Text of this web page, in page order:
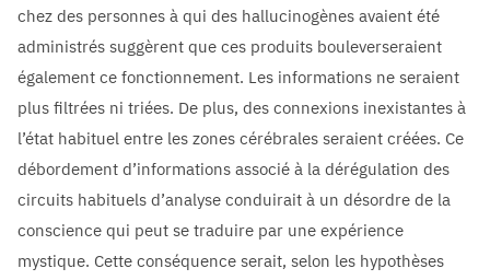
chez des personnes à qui des hallucinogènes avaient été
administrés suggèrent que ces produits bouleverseraient
également ce fonctionnement. Les informations ne seraient
plus filtrées ni triées. De plus, des connexions inexistantes à
l’état habituel entre les zones cérébrales seraient créées. Ce
débordement d’informations associé à la dérégulation des
circuits habituels d’analyse conduirait à un désordre de la
conscience qui peut se traduire par une expérience
mystique. Cette conséquence serait, selon les hypothèses